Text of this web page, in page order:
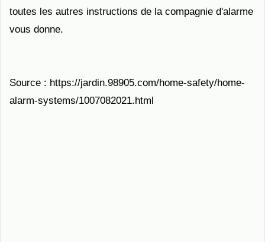
toutes les autres instructions de la compagnie d'alarme
vous donne.
Source : https://jardin.98905.com/home-safety/home-
alarm-systems/1007082021.html